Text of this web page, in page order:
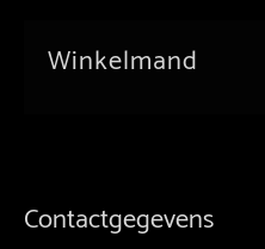
Winkelmand
Contactgegevens